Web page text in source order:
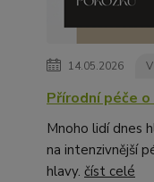
14.05.2026
Přírodní péče
Mnoho lidí dnes
na intenzivnější
hlavy. číst celé